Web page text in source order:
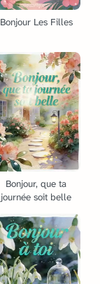
Bonjour Les Filles
Bonjour, que ta
journée soit belle